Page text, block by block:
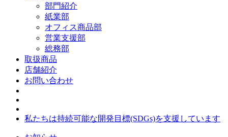
部門紹介
紙業部
オフィス商品部
営業支援部
総務部
取扱商品
店舗紹介
お問い合わせ
私たちは持続可能な開発目標(SDGs)を支援しています